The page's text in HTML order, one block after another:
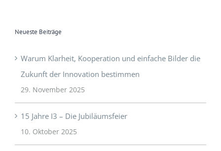
Neueste Beiträge
Warum Klarheit, Kooperation und einfache Bilder die
Zukunft der Innovation bestimmen
29. November 2025
15 Jahre I3 – Die Jubiläumsfeier
10. Oktober 2025